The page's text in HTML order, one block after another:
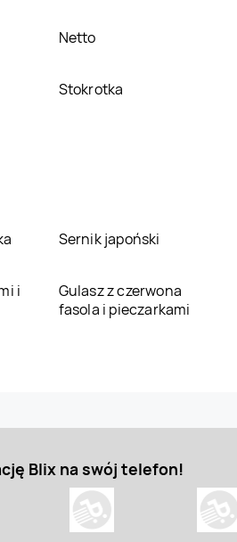
Netto
Stokrotka
Sernik japoński
i
Gulasz z czerwona
fasola i pieczarkami
Blix na swój telefon!